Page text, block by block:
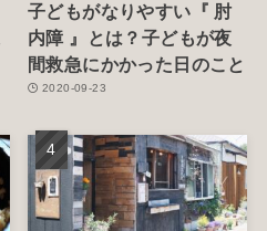
子どもがなりやすい『 肘
内障 』とは？子どもが夜
間救急にかかった日のこと
2020-09-23